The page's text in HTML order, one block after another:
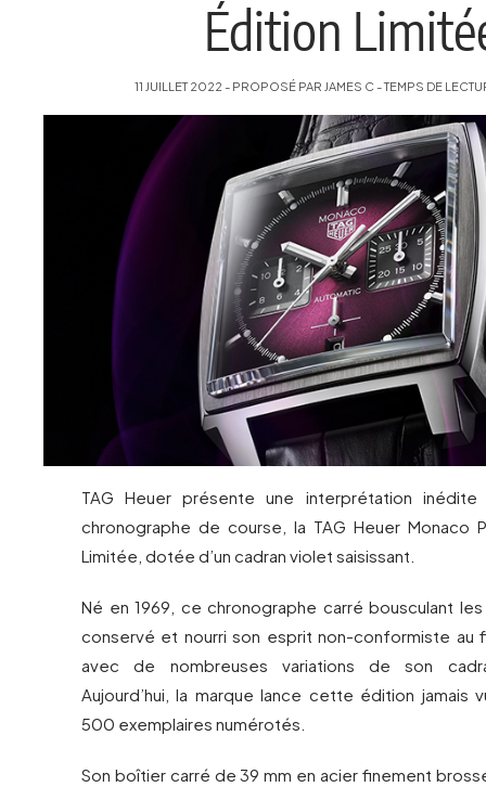
Édition
11 JUILLET 2022 - PROPOSÉ PAR JAMES C - TEMPS DE
TAG Heuer présente une interprétation
chronographe de course, la TAG Heuer Monaco
Limitée, dotée d’un cadran violet saisissant.
Né en 1969, ce chronographe carré bousculant
conservé et nourri son esprit non-conformiste au
avec de nombreuses variations de son
Aujourd’hui, la marque lance cette édition jamais
500 exemplaires numérotés.
Son boîtier carré de 39 mm en acier finement